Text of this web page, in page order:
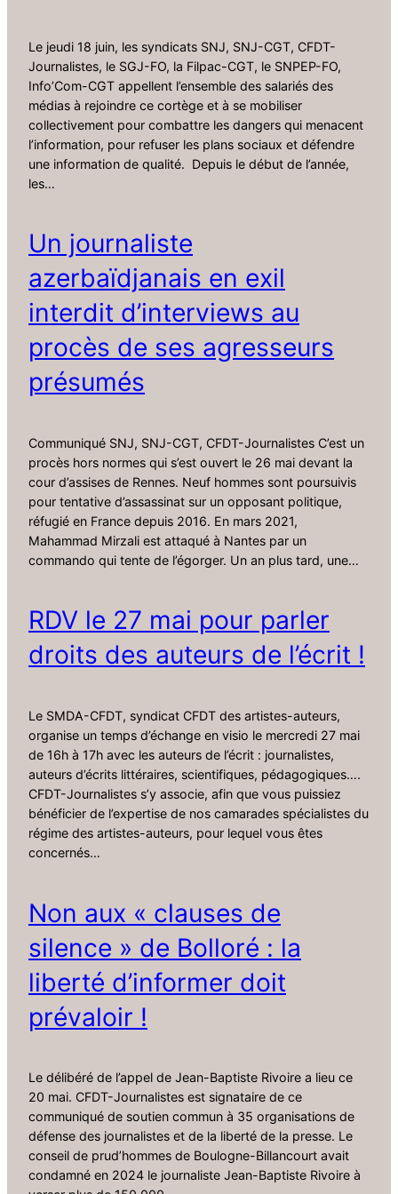
Le jeudi 18 juin, les syndicats SNJ, SNJ-CGT, CFDT-
Journalistes, le SGJ-FO, la Filpac-CGT, le SNPEP-FO,
Info’Com-CGT appellent l’ensemble des salariés des
médias à rejoindre ce cortège et à se mobiliser
collectivement pour combattre les dangers qui menacent
l’information, pour refuser les plans sociaux et défendre
une information de qualité. Depuis le début de l’année,
les…
Un journaliste
azerbaïdjanais en exil
interdit d’interviews au
procès de ses agresseurs
présumés
Communiqué SNJ, SNJ-CGT, CFDT-Journalistes C’est un
procès hors normes qui s’est ouvert le 26 mai devant la
cour d’assises de Rennes. Neuf hommes sont poursuivis
pour tentative d’assassinat sur un opposant politique,
réfugié en France depuis 2016. En mars 2021,
Mahammad Mirzali est attaqué à Nantes par un
commando qui tente de l’égorger. Un an plus tard, une…
RDV le 27 mai pour parler
droits des auteurs de l’écrit !
Le SMDA-CFDT, syndicat CFDT des artistes-auteurs,
organise un temps d’échange en visio le mercredi 27 mai
de 16h à 17h avec les auteurs de l’écrit : journalistes,
auteurs d’écrits littéraires, scientifiques, pédagogiques….
CFDT-Journalistes s’y associe, afin que vous puissiez
bénéficier de l’expertise de nos camarades spécialistes du
régime des artistes-auteurs, pour lequel vous êtes
concernés…
Non aux « clauses de
silence » de Bolloré : la
liberté d’informer doit
prévaloir !
Le délibéré de l’appel de Jean-Baptiste Rivoire a lieu ce
20 mai. CFDT-Journalistes est signataire de ce
communiqué de soutien commun à 35 organisations de
défense des journalistes et de la liberté de la presse. Le
conseil de prud’hommes de Boulogne-Billancourt avait
condamné en 2024 le journaliste Jean-Baptiste Rivoire à